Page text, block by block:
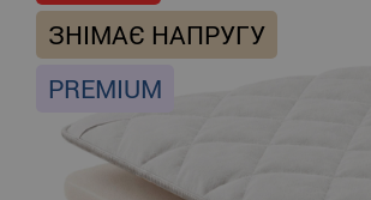
ЗНІМАЄ НАПРУГУ
PREMIUM